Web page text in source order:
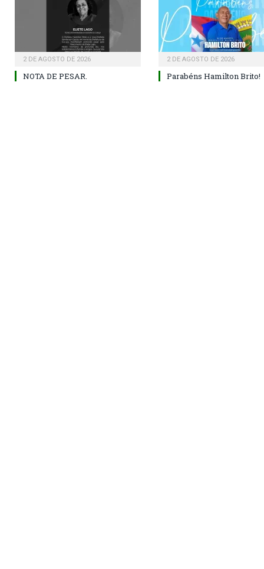
2 DE AGOSTO DE 2026
NOTA DE PESAR.
2 DE AGOSTO DE 2026
Parabéns Hamilton Brito!